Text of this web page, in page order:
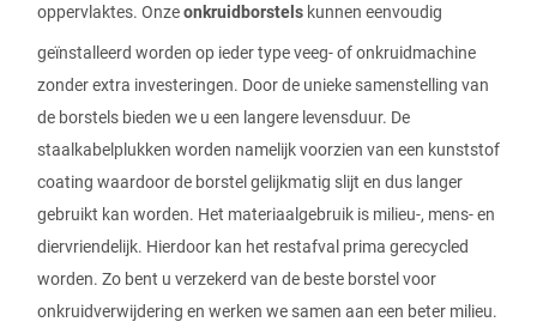
oppervlaktes. Onzeonkruidborstels kunnen eenvoudig
geïnstalleerd worden op ieder type veeg- of onkruidmachine
zonder extra investeringen. Door de unieke samenstelling van
de borstels bieden we u een langere levensduur. De
staalkabelplukken worden namelijk voorzien van een kunststof
coating waardoor de borstel gelijkmatig slijt en dus langer
gebruikt kan worden. Het materiaalgebruik is milieu-, mens- en
diervriendelijk. Hierdoor kan het restafval prima gerecycled
worden. Zo bent u verzekerd van de beste borstel voor
onkruidverwijdering en werken we samen aan een beter milieu.